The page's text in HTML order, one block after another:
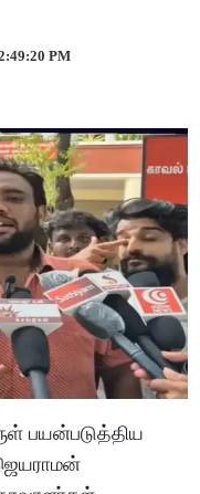
PM
பயன்படுத்திய